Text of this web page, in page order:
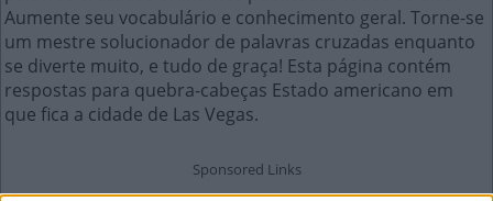
Aumente seu vocabulário e conhecimento geral. Torne-se
um mestre solucionador de palavras cruzadas enquanto
se diverte muito, e tudo de graça! Esta página contém
respostas para quebra-cabeças Estado americano em
que fica a cidade de Las Vegas.